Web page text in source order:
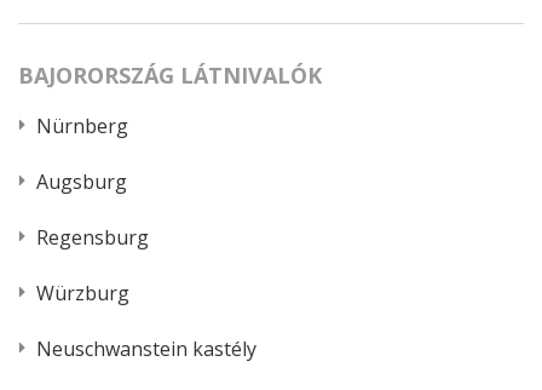
BAJORORSZÁG LÁTNIVALÓK
Nürnberg
Augsburg
Regensburg
Würzburg
Neuschwanstein kastély